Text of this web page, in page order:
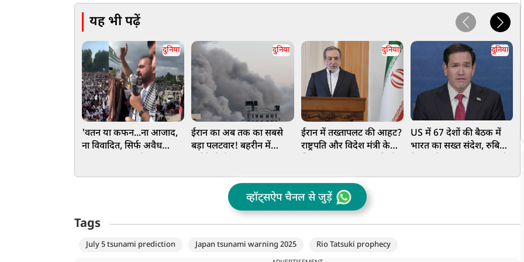
यह भी पढ़ें
दुनिया
'वतन या कफन...ना आजाद,
ना विवादित, सिर्फ अवैध
दुनिया
ईरान का अब तक का सबसे
बड़ा पलटवार! बहरीन में
दुनिया
ईरान में तख्तापलट की आहट?
राष्ट्रपति और विदेश मंत्री के
दुनिया
US में 67 देशों की बैठक में
भारत का सख्त संदेश, रुबियो
व्हॉट्सऐप चैनल से जुड़ें
Tags
July 5 tsunami prediction Japan tsunami warning 2025 Rio Tatsuki prophecy